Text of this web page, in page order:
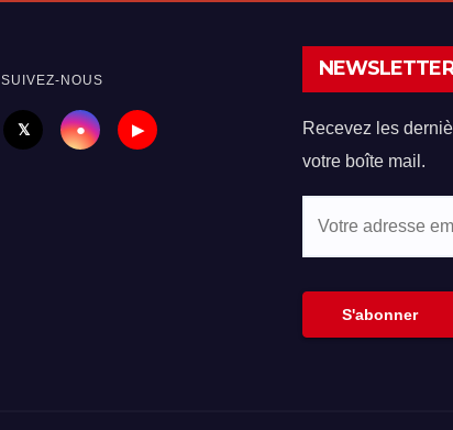
SUIVEZ-NOUS
𝕏 ● ▶
Recevez les
votre boîte mail.
S'abonner